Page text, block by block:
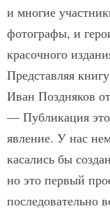
и многие
фотографы, и
красочного
Представляя
Иван Поздняков
— Публикация
явление. У нас
касались бы
но это первый
последовательно